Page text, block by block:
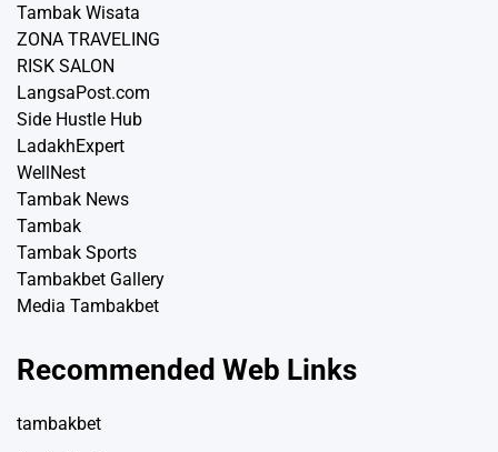
Tambak Wisata
ZONA TRAVELING
RISK SALON
LangsaPost.com
Side Hustle Hub
LadakhExpert
WellNest
Tambak News
Tambak
Tambak Sports
Tambakbet Gallery
Media Tambakbet
Recommended Web Links
tambakbet